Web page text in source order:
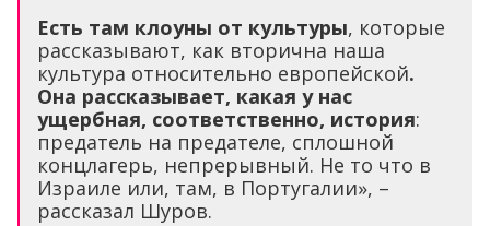
Есть там клоуны от культуры, которые
рассказывают, как вторична наша
культура относительно европейской.
Она рассказывает, какая у нас
ущербная, соответственно, история:
предатель на предателе, сплошной
концлагерь, непрерывный. Не то что в
Израиле или, там, в Португалии», –
рассказал Шуров.